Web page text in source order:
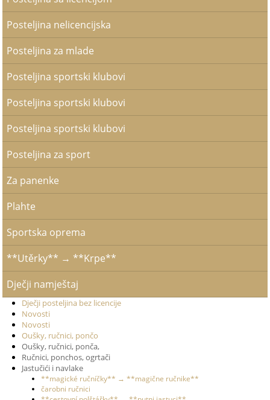
Posteljina nelicencijska
Posteljina za mlade
Posteljina sportski klubovi
Posteljina sportski klubovi
Posteljina sportski klubovi
Posteljina za sport
Za panenke
Plahte
Sportska oprema
**Utěrky** → **Krpe**
Dječji namještaj
Dječji posteljina bez licencije
Novosti
Novosti
Oušky, ručnici, pončo
Oušky, ručnici, ponča,
Ručnici, ponchos, ogrtači
Jastučići i navlake
**magické ručníčky** → **magične ručnike**
čarobni ručnici